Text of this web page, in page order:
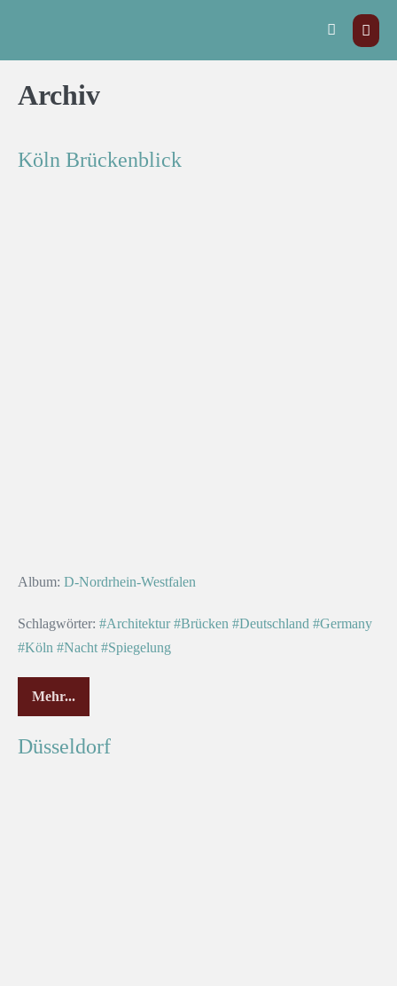
Archiv
Köln Brückenblick
Album: D-Nordrhein-Westfalen
Schlagwörter: #Architektur #Brücken #Deutschland #Germany
#Köln #Nacht #Spiegelung
Mehr...
Düsseldorf